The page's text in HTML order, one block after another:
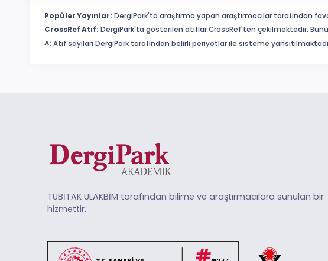
Popüler Yayınlar: DergiPark'ta araştırma yapan araştırmacılar tarafından
CrossRef Atıf: DergiPark'ta gösterilen atıflar CrossRef'ten çekilmektedir.
^: Atıf sayıları DergiPark tarafından belirli periyotlar ile sisteme
TÜBİTAK ULAKBİM tarafından bilime ve araştırmacılara sunulan bir
hizmettir.